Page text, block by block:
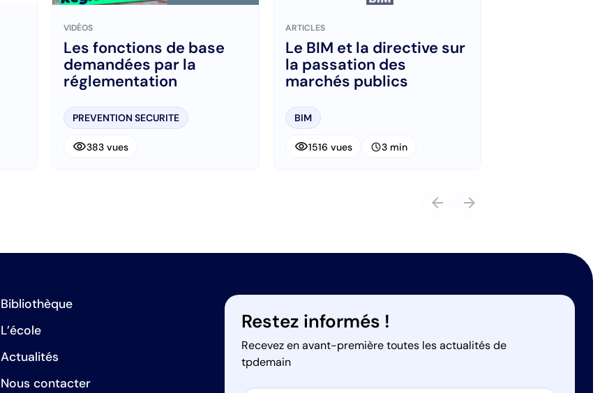
VIDÉOS
Les fonctions de base
demandées par la
réglementation
PREVENTION SECURITE
visibility383 vues
ARTICLES
Le BIM et la directive sur
la passation des
marchés publics
BIM
visibility1516 vues schedule3 min
arrow_back arrow_forward
Bibliothèque
L’école
Actualités
Nous contacter
Restez informés !
Recevez en avant-première toutes les actualités de
tpdemain